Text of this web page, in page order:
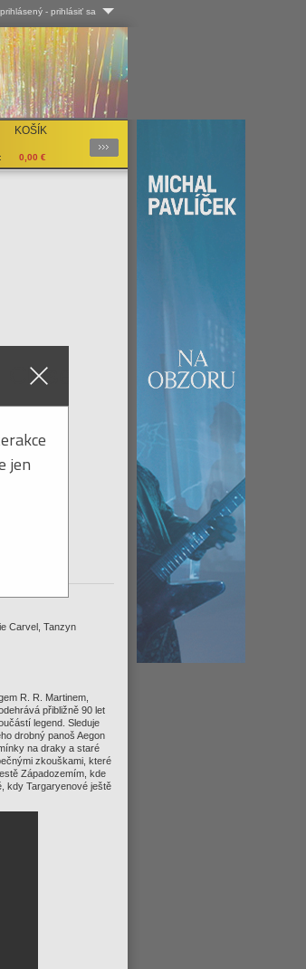
- prihlásiť sa
KOŠÍK
0,00 €
Podrobnosti
Carvel, Tanzyn
R. R. Martinem,
přibližně 90 let
legend. Sleduje
drobný panoš Aegon
na draky a staré
zkouškami, které
Západozemím, kde
kdy Targaryenové ještě
Close
jen